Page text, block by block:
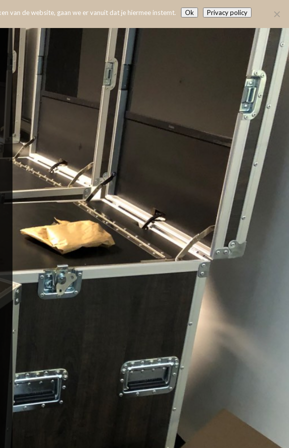
van de website, gaan we er vanuit dat je hiermee instemt. Ok Privacy policy